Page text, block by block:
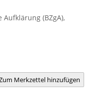
(BZgA),
Merkzettel hinzufügen